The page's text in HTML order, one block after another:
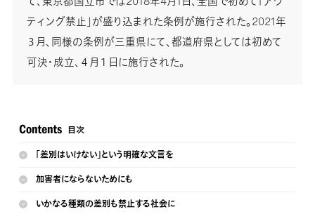
ティング禁止」が盛り込まれた条例が施行された。2021年
３月、同様の条例が三重県にて、都道府県としては初めて
可決・成立、４月１日に施行された。
「差別はいけない」という明確な文言を
加害者にならないためにも
いかなる種類の差別も禁止する社会に